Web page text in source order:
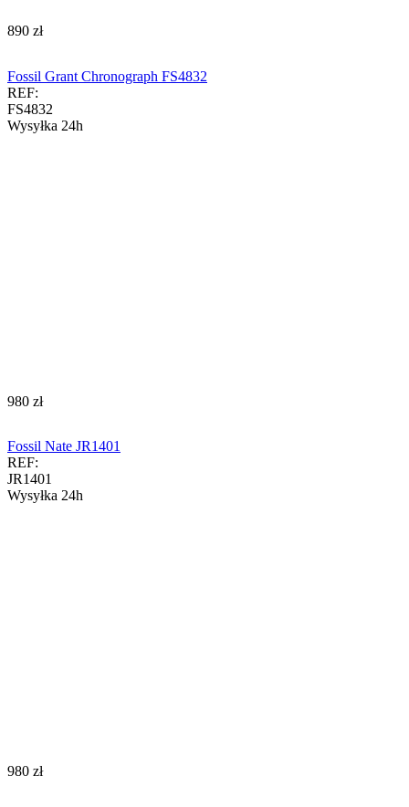
‍890‍ zł
Fossil Grant Chronograph FS4832
REF:
FS4832
Wysyłka 24h
‍980‍ zł
Fossil Nate JR1401
REF:
JR1401
Wysyłka 24h
‍980‍ zł